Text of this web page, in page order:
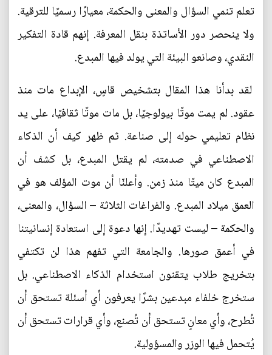
تعلم تنمي السؤال والمعنى والحكمة، معيارًا رسميًا للترقية.
ولا ينحصر دور الأساتذة بنقل المعرفة. إنهم قادة التفكير
النقدي، وصانعو البيئة التي يولد فيها المبدع.
لقد بدأنا هذا المقال بتشخيص قاسٍ، الإبداع مات منذ
عقود. لم يمت موتًا بيولوجيًا، بل مات موتًا ثقافيًا، على يد
نظام تعليمي حوله إلى صناعة. ثم ظهر كيف أن الذكاء
الاصطناعي في صدمته، لم يقتل المبدع، بل كشف أن
المبدع كان ميتًا منذ زمن. وأعلنّا أن موت المؤلف هو في
العمق ميلاد المبدع. والفراغات الثلاثة – السؤال، والمعنى،
والحكمة – ليست تهديدًا. إنها دعوة إلى استعادة إنسانيتنا
في أعمق صورها. والجامعة التي تفهم هذا لن تكتفي
بتخريج طلاب يتقنون استخدام الذكاء الاصطناعي. بل
ستخرج خلفاء مبدعين بشرًا يعرفون أي أسئلة تستحق أن
تُطرح، وأي معانٍ تستحق أن تُصنع، وأي قرارات تستحق أن
يُتحمل فيها الوزر والمسؤولية.